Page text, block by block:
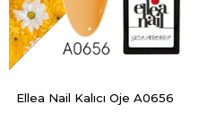
Ellea Nail Kalıcı Oje A0656